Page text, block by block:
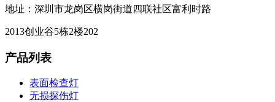
地址：深圳市龙岗区横岗街道四联社区富利时路
2013创业谷5栋2楼202
产品列表
表面检查灯
无损探伤灯